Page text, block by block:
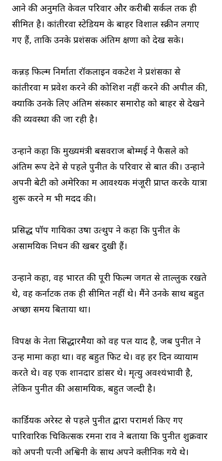
आने की अनुमति केवल परिवार और करीबी सर्कल तक ही
सीमित है। कांतीरवा स्टेडियम के बाहर विशाल स्क्रीन लगाए
गए हैं, ताकि उनके प्रशंसक अंतिम क्षणों को देख सके।
कन्नड़ फिल्म निर्माता रॉकलाइन वेंकटेश ने प्रशंसकों से
कांतीरवा में प्रवेश करने की कोशिश नहीं करने की अपील की,
क्योंकि उनके लिए अंतिम संस्कार समारोह को बाहर से देखने
की व्यवस्था की जा रही है।
उन्होंने कहा कि मुख्यमंत्री बसवराज बोम्मई ने फैसले को
अंतिम रूप देने से पहले पुनीत के परिवार से बात की। उन्होंने
अपनी बेटी को अमेरिका में आवश्यक मंजूरी प्राप्त करके यात्रा
शुरू करने में भी मदद की।
प्रसिद्ध पॉप गायिका उषा उत्थुप ने कहा कि पुनीत के
असामयिक निधन की खबर दुखी हैं।
उन्होंने कहा, वह भारत की पूरी फिल्म जगत से ताल्लुक रखते
थे, वह कर्नाटक तक ही सीमित नहीं थे। मैंने उनके साथ बहुत
अच्छा समय बिताया था।
विपक्ष के नेता सिद्धारमैया को वह पल याद है, जब पुनीत ने
उन्हें मामा कहा था। वह बहुत फिट थे। वह हर दिन व्यायाम
करते थे। वह एक शानदार डांसर थे। मृत्यु अवश्यंभावी है,
लेकिन पुनीत की असामयिक, बहुत जल्दी है।
कार्डियक अरेस्ट से पहले पुनीत द्वारा परामर्श किए गए
पारिवारिक चिकित्सक रमना राव ने बताया कि पुनीत शुक्रवार
को अपनी पत्नी अश्विनी के साथ अपने क्लीनिक गये थे।